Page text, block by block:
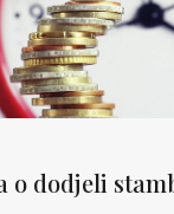
o dodjeli